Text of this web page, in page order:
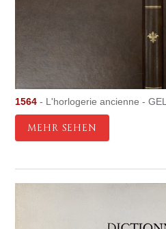
1564 - L'horlogerie ancienne -
MEHR SEHEN